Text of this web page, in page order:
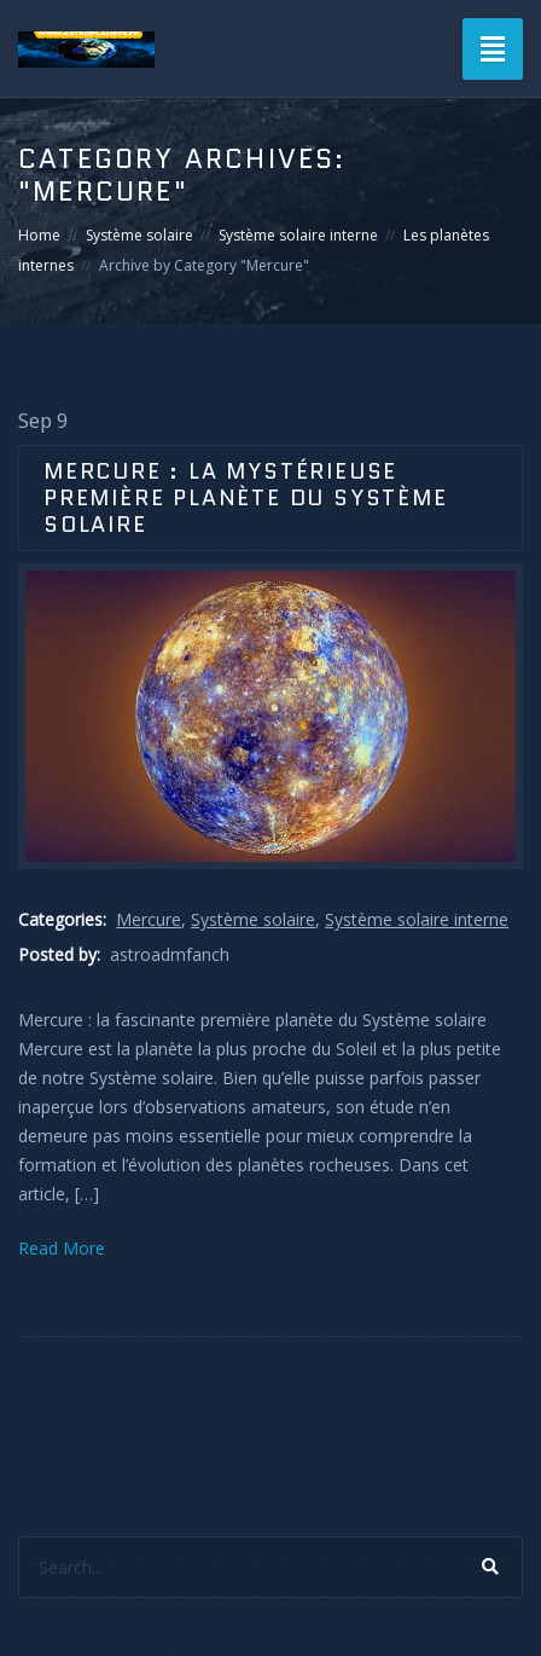
CATEGORY ARCHIVES:
"MERCURE"
Home Système solaire Système solaire interne
Les planètes
internes
Archive by Category "Mercure"
Sep 9
MERCURE : LA MYSTÉRIEUSE
PREMIÈRE PLANÈTE DU SYSTÈME
SOLAIRE
Categories: Mercure, Système solaire, Système solaire interne
Posted by: astroadmfanch
Mercure : la fascinante première planète du Système solaire
Mercure est la planète la plus proche du Soleil et la plus petite
de notre Système solaire. Bien qu’elle puisse parfois passer
inaperçue lors d’observations amateurs, son étude n’en
demeure pas moins essentielle pour mieux comprendre la
formation et l’évolution des planètes rocheuses. Dans cet
article, […]
Read More